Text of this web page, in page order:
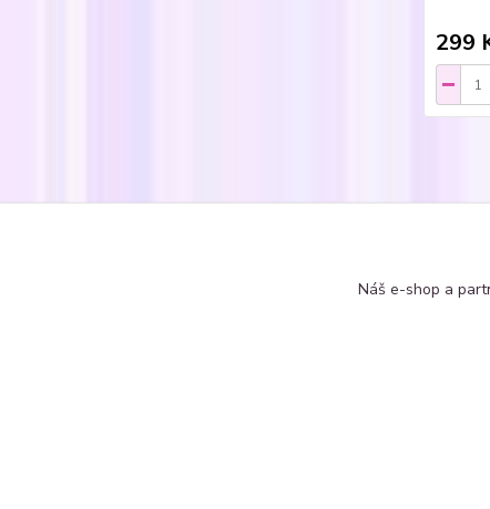
299
Náš e-shop a